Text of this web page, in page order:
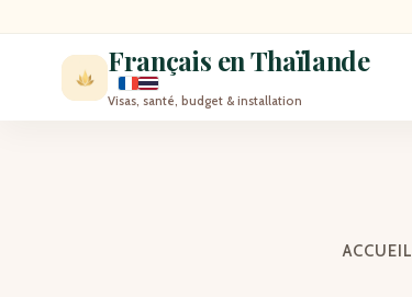
Français en Thaïlande
Visas, santé, budget & installation
ACCUEIL